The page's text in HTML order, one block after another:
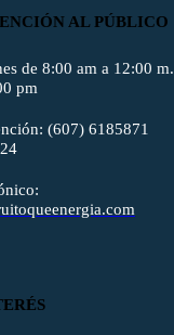
AL PÚBLICO
de 8:00 am a 12:00 m.
pm
(607) 6185871